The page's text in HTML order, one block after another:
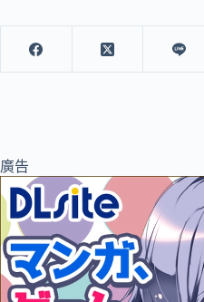
廣告